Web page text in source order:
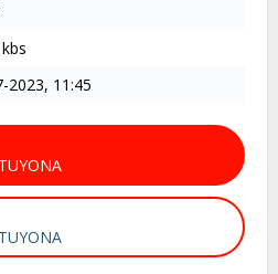
2023, 11:45